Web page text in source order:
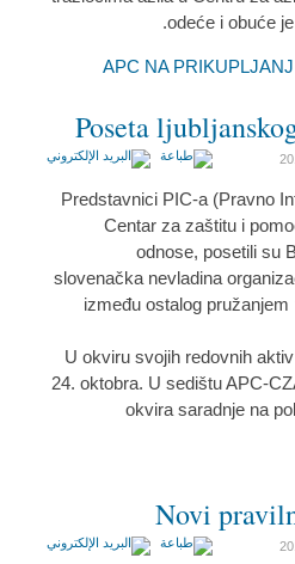
odeće i obuće
Poseta
Predstavnici PIC-a (Pravno
Centar za zaštitu i
odnose, posetili su
slovenačka nevladina
između ostalog
U okviru svojih redovnih
24. oktobra. U sedištu APC-
okvira saradnje na
Novi